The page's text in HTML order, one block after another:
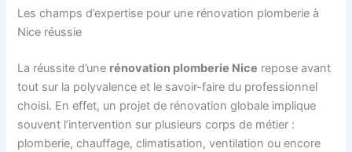
Les champs d’expertise pour une rénovation plomberie à
Nice réussie
La réussite d’une rénovation plomberie Nice repose avant
tout sur la polyvalence et le savoir-faire du professionnel
choisi. En effet, un projet de rénovation globale implique
souvent l’intervention sur plusieurs corps de métier :
plomberie, chauffage, climatisation, ventilation ou encore